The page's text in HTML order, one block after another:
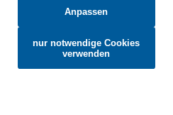
Anpassen
nur notwendige Cookies
verwenden